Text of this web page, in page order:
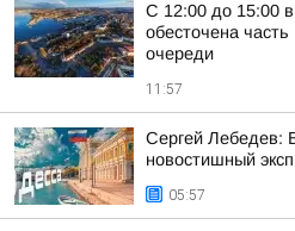
С 12:00 до 15:00
обесточена
очереди
11:57
Сергей Лебедев:
новостишный
05:57